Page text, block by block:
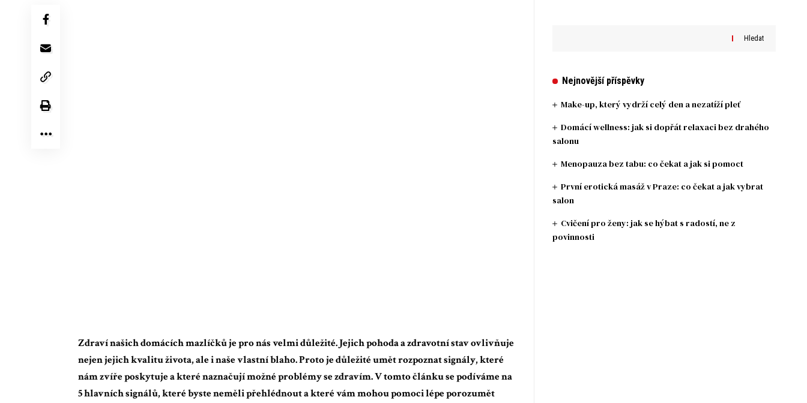
Zdraví našich domácích mazlíčků je pro nás velmi důležité. Jejich pohoda a zdravotní stav ovlivňuje
nejen jejich kvalitu života, ale i naše vlastní blaho. Proto je důležité umět rozpoznat signály, které
nám zvíře poskytuje a které naznačují možné problémy se zdravím. V tomto článku se podíváme na
5 hlavních signálů, které byste neměli přehlédnout a které vám mohou pomoci lépe porozumět
Hledat
Nejnovější příspěvky
Make-up, který vydrží celý den a nezatíží pleť
Domácí wellness: jak si dopřát relaxaci bez drahého
salonu
Menopauza bez tabu: co čekat a jak si pomoct
První erotická masáž v Praze: co čekat a jak vybrat
salon
Cvičení pro ženy: jak se hýbat s radostí, ne z
povinnosti